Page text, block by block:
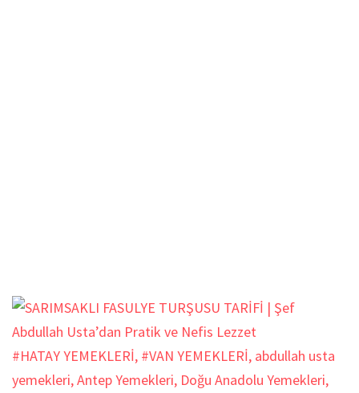
#HATAY YEMEKLERİ, #VAN YEMEKLERİ, abdullah usta
yemekleri,Antep Yemekleri, Doğu Anadolu Yemekleri,